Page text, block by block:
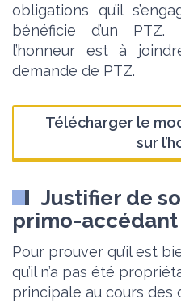
obligations qu’il
bénéficie d’un
l’honneur est à
demande de PTZ.
Télécharger le
sur
Justifier de
primo-accédant
Pour prouver qu’il est
qu’il n’a pas été
principale au cours des